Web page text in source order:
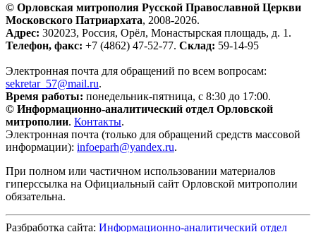
© Орловская митрополия Русской Православной Церкви
Московского Патриархата, 2008-2026.
Адрес: 302023, Россия, Орёл, Монастырская площадь, д. 1.
Телефон, факс: +7 (4862) 47-52-77. Склад: 59-14-95
Электронная почта для обращений по всем вопросам:
sekretar_57@mail.ru.
Время работы: понедельник-пятница, с 8:30 до 17:00.
© Информационно-аналитический отдел Орловской
митрополии. Контакты.
Электронная почта (только для обращений средств массовой
информации): infoeparh@yandex.ru.
При полном или частичном использовании материалов
гиперссылка на Официальный сайт Орловской митрополии
обязательна.
Разбработка сайта: Информационно-аналитический отдел